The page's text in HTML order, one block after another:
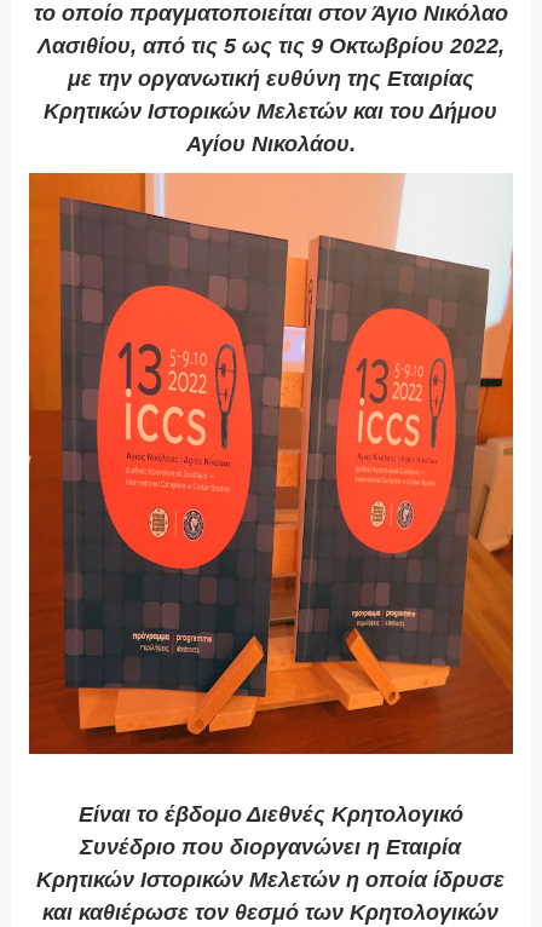
το οποίο πραγματοποιείται στον Άγιο Νικόλαο
Λασιθίου, από τις 5 ως τις 9 Οκτωβρίου 2022,
με την οργανωτική ευθύνη της Εταιρίας
Κρητικών Ιστορικών Μελετών και του Δήμου
Αγίου Νικολάου.
Είναι το έβδομο Διεθνές Κρητολογικό
Συνέδριο που διοργανώνει η Εταιρία
Κρητικών Ιστορικών Μελετών η οποία ίδρυσε
και καθιέρωσε τον θεσμό των Κρητολογικών